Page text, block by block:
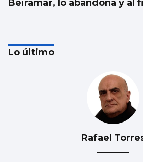
Beiramar, lo abandona y al
Lo último
Rafael